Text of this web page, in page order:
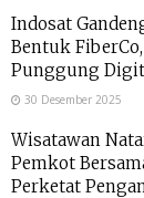
Indosat
Bentuk
Punggung
30 Desember 2025
Wisatawan
Pemkot
Perketat